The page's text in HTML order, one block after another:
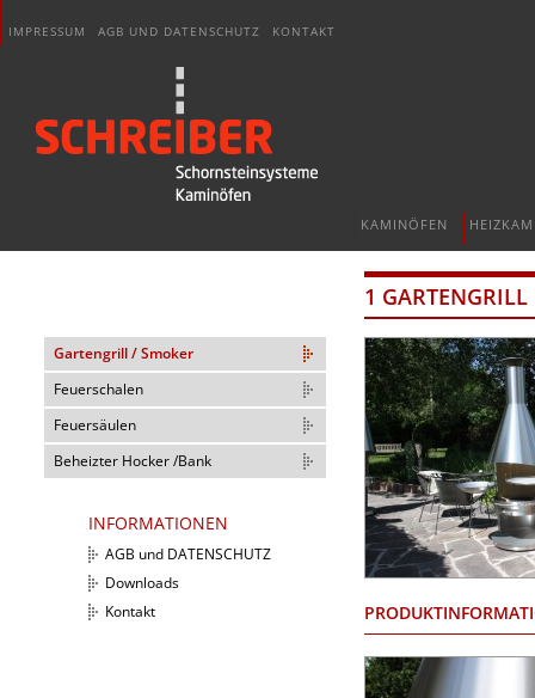
IMPRESSUM AGB UND DATENSCHUTZ KONTAKT
KAMINÖFEN
Gartengrill / Smoker
Feuerschalen
Feuersäulen
Beheizter Hocker /Bank
1
INFORMATIONEN
AGB und DATENSCHUTZ
Downloads
Kontakt